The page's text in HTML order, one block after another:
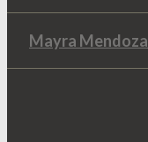
Mayra Mendoza